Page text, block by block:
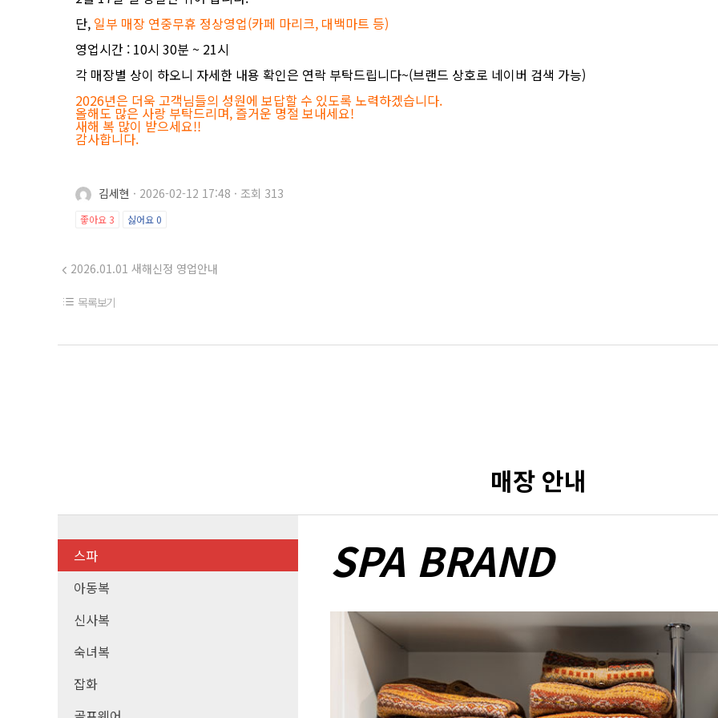
단, 일부 매장 연중무휴 정상영업(카페 마리크, 대백마트 등)
영업시간 : 10시 30분 ~ 21시
각 매장별 상이 하오니 자세한 내용 확인은 연락 부탁드립니다~(브랜드 상호로 네이버 검색 가능)
2026년은 더욱 고객님들의 성원에 보답할 수 있도록 노력하겠습니다.
올해도 많은 사랑 부탁드리며, 즐거운 명절 보내세요!
새해 복 많이 받으세요!!
감사합니다.
김세현 · 2026-02-12 17:48 · 조회 313
좋아요 3 싫어요0
2026.01.01 새해신정 영업안내
목록보기
매장 안내
스파
아동복
신사복
숙녀복
잡화
SPA BRAND